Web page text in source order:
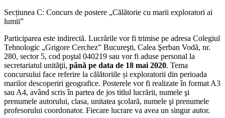
Secțiunea C: Concurs de postere „Călătorie cu marii exploratori ai
lumii”
Participarea este indirectă. Lucrările vor fi trimise pe adresa Colegiul
Tehnologic „Grigore Cerchez” Bucureşti, Calea Şerban Vodă, nr.
280, sector 5, cod poştal 040219 sau vor fi aduse personal la
secretariatul unităţii, până pe data de 18 mai 2020. Tema
concursului face referire la călătoriile și exploratorii din perioada
marilor descoperiri geografice. Posterele vor fi realizate în format A3
sau A4, având scris în partea de jos titlul lucrării, numele şi
prenumele autorului, clasa, unitatea şcolară, numele şi prenumele
profesorului coordonator. Fiecare lucrare va avea un singur autor.